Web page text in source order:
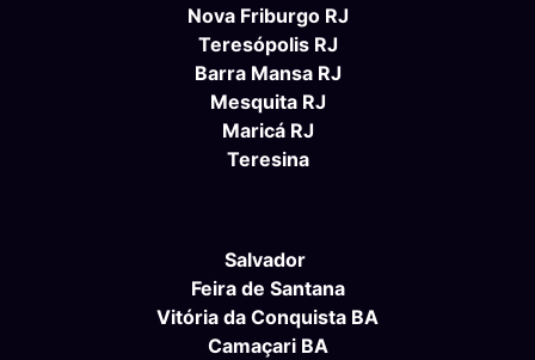
Nova Friburgo RJ
Teresópolis RJ
Barra Mansa RJ
Mesquita RJ
Maricá RJ
Teresina
Salvador
Feira de Santana
Vitória da Conquista BA
Camaçari BA